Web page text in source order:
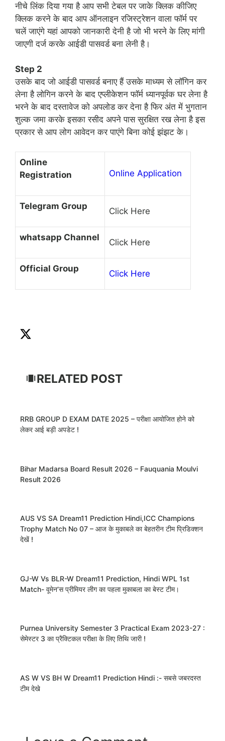
नीचे लिंक दिया गया है आप सभी टेबल पर जाके क्लिक कीजिए
क्लिक करने के बाद आप ऑनलाइन रजिस्ट्रेशन वाला फॉर्म पर
चलें जाएंगे यहां आपको जानकारी देनी है जो भी भरने के लिए मांगी
जाएगी दर्ज करके आईडी पासवर्ड बना लेनी है।
Step 2
उसके बाद जो आईडी पासवर्ड बनाए हैं उसके माध्यम से लॉगिन कर
लेना है लोगिन करने के बाद एप्लीकेशन फॉर्म ध्यानपूर्वक घर लेना है
भरने के बाद दस्तावेज को अपलोड कर देना है फिर अंत में भुगतान
शुल्क जमा करके इसका रसीद अपने पास सुरक्षित रख लेना है इस
प्रकार से आप लोग आवेदन कर पाएंगे बिना कोई झंझट के।
Online
Registration
Online Application
Telegram Group Click Here
whatsapp Channel Click Here
Official Group Click Here
RELATED POST
RRB GROUP D EXAM DATE 2025 – परीक्षा आयोजित होने को
लेकर आई बड़ी अपडेट !
Bihar Madarsa Board Result 2026 – Fauquania Moulvi
Result 2026
AUS VS SA Dream11 Prediction Hindi,ICC Champions
Trophy Match No 07 – आज के मुकाबले का बेहतरीन टीम प्रिडिक्शन
देखें !
GJ-W Vs BLR-W Dream11 Prediction, Hindi WPL 1st
Match- वूमेन’स प्रीमियर लीग का पहला मुकाबला का बेस्ट टीम।
Purnea University Semester 3 Practical Exam 2023-27 :
सेमेस्टर 3 का प्रैक्टिकल परीक्षा के लिए तिथि जारी !
AS W VS BH W Dream11 Prediction Hindi :- सबसे जबरदस्त
टीम देखे